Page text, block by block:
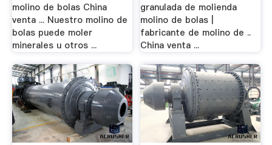
molino de bolas China
venta ... Nuestro molino de
bolas puede moler
minerales u otros ...
granulada de molienda
molino de bolas |
fabricante de molino de ..
China venta ...